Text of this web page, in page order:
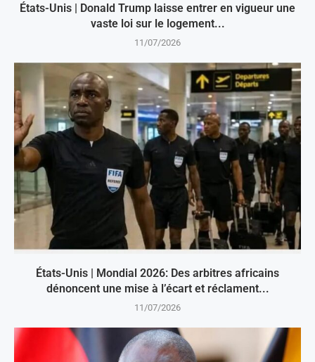
États-Unis | Donald Trump laisse entrer en vigueur une
vaste loi sur le logement...
11/07/2026
États-Unis | Mondial 2026: Des arbitres africains
dénoncent une mise à l’écart et réclament...
11/07/2026